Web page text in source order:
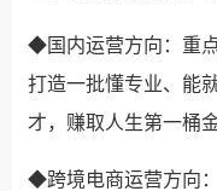
◆国内运营方向：重
打造一批懂专业、能
才，赚取人生第一桶金
◆跨境电商运营方向